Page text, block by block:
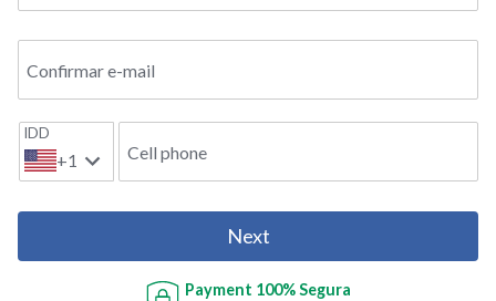
Confirmar e-mail
IDD
+1 Cell phone
Next
Payment 100% Segura